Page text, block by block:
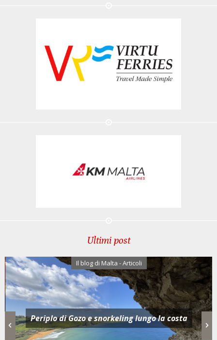
Ultimi post
Il blog di Malta - Articoli
Periplo di Gozo e snorkeling lungo la costa